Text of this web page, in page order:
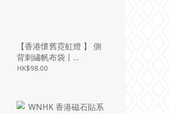
【香港懷舊霓虹燈 】 側
背刺繡帆布袋丨
AMAZING STUDIO
HK$98.00